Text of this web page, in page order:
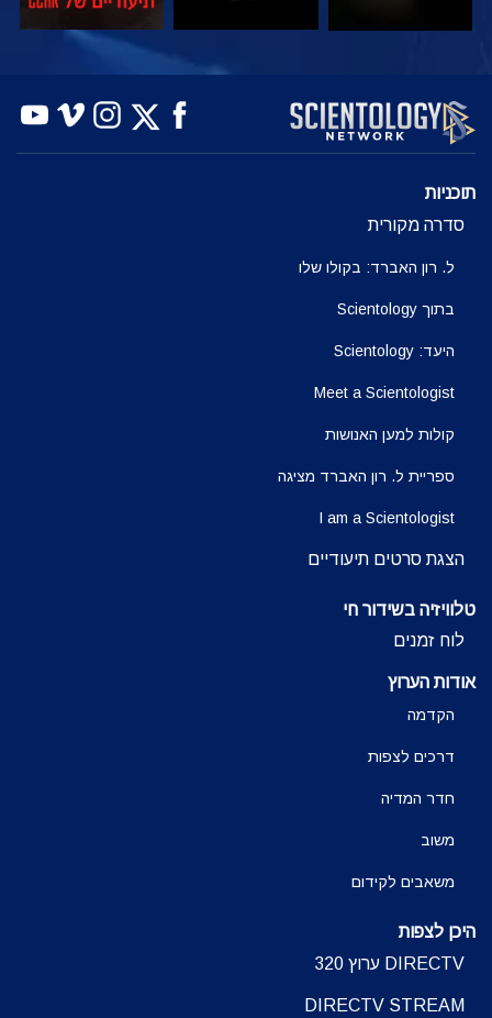
צפה בדוק את הסדרה
תוכניות
סדרה מקורית
ל. רון האברד: בקולו שלו
בתוך Scientology
היעד: Scientology
Meet a Scientologist
קולות למען האנושות
ספריית ל. רון האברד מציגה
I am a Scientologist
הצגת סרטים תיעודיים
טלוויזיה בשידור חי
לוח זמנים
אודות הערוץ
הקדמה
דרכים לצפות
חדר המדיה
משוב
משאבים לקידום
היכן לצפות
DIRECTV ערוץ 320
DIRECTV STREAM